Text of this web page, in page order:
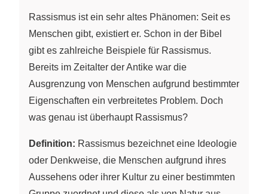
Rassismus ist ein sehr altes Phänomen: Seit es
Menschen gibt, existiert er. Schon in der Bibel
gibt es zahlreiche Beispiele für Rassismus.
Bereits im Zeitalter der Antike war die
Ausgrenzung von Menschen aufgrund bestimmter
Eigenschaften ein verbreitetes Problem. Doch
was genau ist überhaupt Rassismus?
Definition: Rassismus bezeichnet eine Ideologie
oder Denkweise, die Menschen aufgrund ihres
Aussehens oder ihrer Kultur zu einer bestimmten